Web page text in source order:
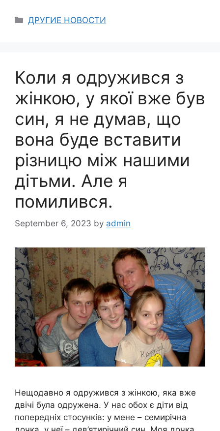
Categories
ДРУГИЕ НОВОСТИ
Коли я одружився з
жінкою, у якої вже був
син, я не думав, що
вона буде вставити
різницю між нашими
дітьми. Але я
помилився.
September 6, 2023 by admin
Нещодавно я одружився з жінкою, яка вже
двічі була одружена. У нас обох є діти від
попередніх стосунків: у мене – семирічна